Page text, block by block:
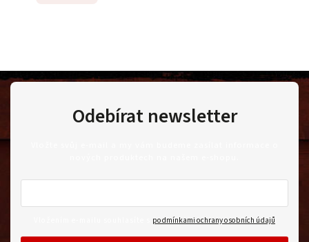
Odebírat newsletter
podmínkami ochrany osobních údajů